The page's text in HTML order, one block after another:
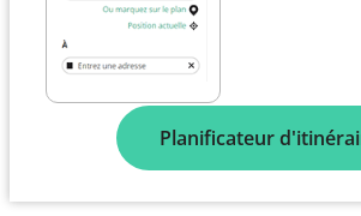
Planificateur